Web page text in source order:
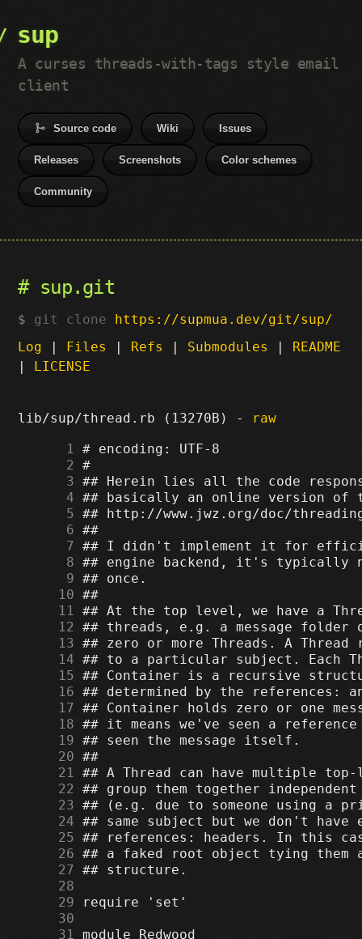
sup
A curses threads-with-tags style email
client
Source code Wiki Issues
Releases Screenshots Color schemes
Community
sup.git
git clone https://supmua.dev/git/sup/
Log | Files | Refs | Submodules | README
| LICENSE
lib/sup/thread.rb (13270B) - raw
      1
      2
      3
      4
      5
      6
      7
      8
      9
     10
     11
     12
     13
     14
     15
     16
     17
     18
     19
     20
     21
     22
     23
     24
     25
     26
     27
     28
     29
     30
     31